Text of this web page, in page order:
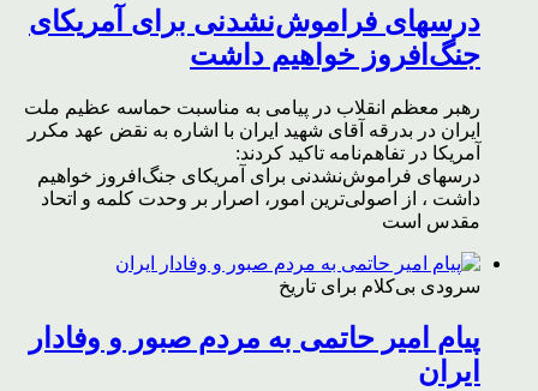
درسهای فراموش‌نشدنی برای آمریکای
جنگ‌افروز خواهیم داشت
رهبر معظم انقلاب در پیامی به مناسبت حماسه عظیم ملت
ایران در بدرقه آقای شهید ایران با اشاره به نقض عهد مکرر
آمریکا در تفاهم‌نامه تاکید کردند:
درسهای فراموش‌نشدنی برای آمریکای جنگ‌افروز خواهیم
داشت ، از اصولی‌ترین امور، اصرار بر وحدت کلمه و اتحاد
مقدس است
سرودی بی‌کلام برای تاریخ
پیام امیر حاتمی به مردم صبور و وفادار
ایران